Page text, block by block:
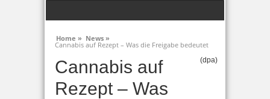
Home » News »
Cannabis auf Rezept – Was die Freigabe bedeutet
Cannabis auf
Rezept – Was
(dpa)